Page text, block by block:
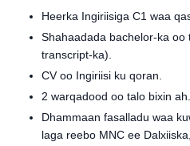
Heerka Ingiriisiga C1 waa
Shahaadada bachelor-ka
transcript-ka).
CV oo Ingiriisi ku qoran.
2 warqadood oo talo bixin ah.
Dhammaan fasalladu waa
laga reebo MNC ee